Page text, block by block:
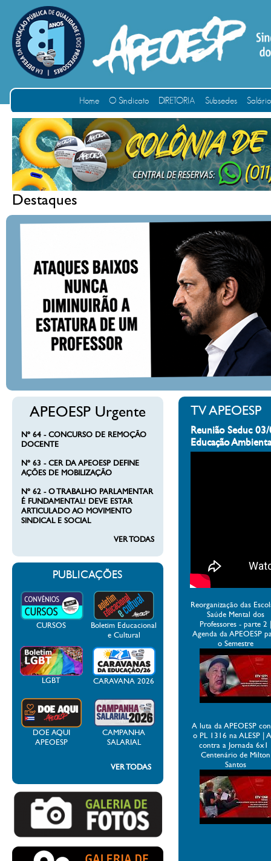
Home O Sindicato DIRETORIA Subsedes
Destaques
APEOESP Urgente
Nº 64 - CONCURSO DE REMOÇÃO
DOCENTE
Nº 63 - CER DA APEOESP DEFINE
AÇÕES DE MOBILIZAÇÃO
Nº 62 - O TRABALHO PARLAMENTAR
É FUNDAMENTAL! DEVE ESTAR
ARTICULADO AO MOVIMENTO
SINDICAL E SOCIAL
VER TODAS
PUBLICAÇÕES
CURSOS
Boletim Educacional
e Cultural
LGBT CARAVANA 2026
DOE AQUI
APEOESP
CAMPANHA
SALARIAL
VER TODAS
TV APEOESP
Reunião Seduc
Educação
Reorganização das
Saúde Mental dos
Professores - parte 2
Agenda da APEOESP
o Semestre
A luta da APEOESP
o PL 1316 na ALESP |
contra a Jornada 6x1
Centenário de Milton
Santos